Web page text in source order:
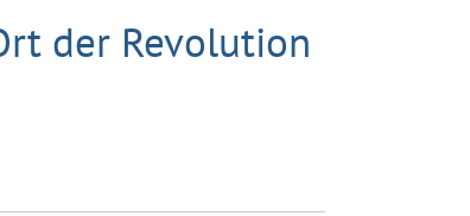
der Revolution